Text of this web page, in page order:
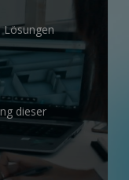
Lösungen
dieser